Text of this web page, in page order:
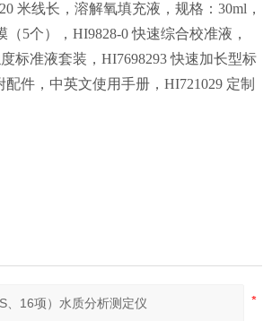
米线长，溶解氧填充液，规格：30ml，
（5个）， HI9828-0 快速综合校准液，
标准液套装，HI7698293 快速加长型标
件，中英文使用手册，HI721029 定制